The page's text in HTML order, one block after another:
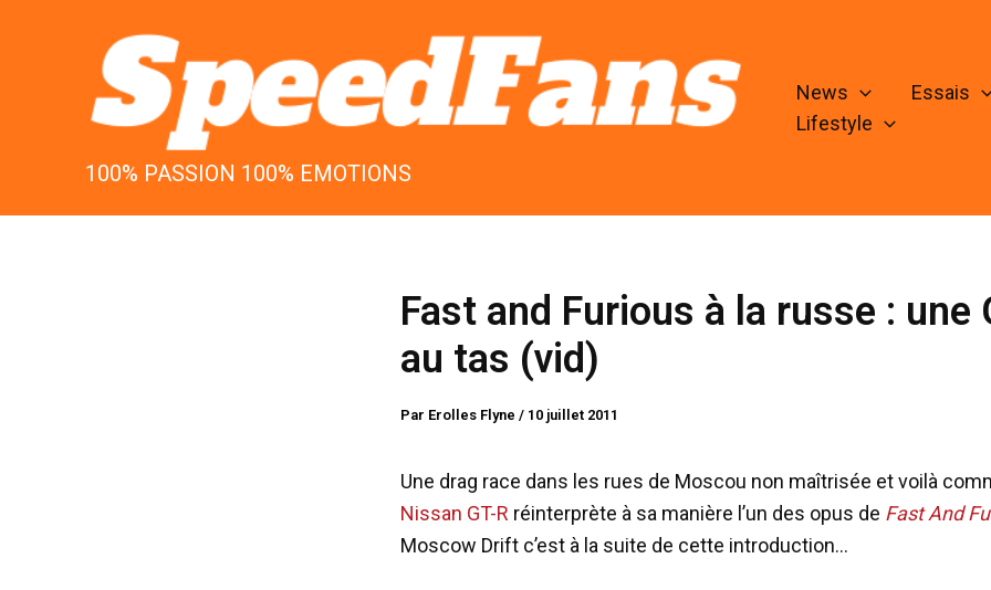
100% PASSION 100% EMOTIONS
News
Essais
Lifestyle
Fast and Furious à la russe : une
au tas (vid)
Par Erolles Flyne / 10 juillet 2011
Une drag race dans les rues de Moscou non maîtrisée et voilà
Nissan GT-R réinterprète à sa manière l’un des opus de Fast And
Moscow Drift c’est à la suite de cette introduction…